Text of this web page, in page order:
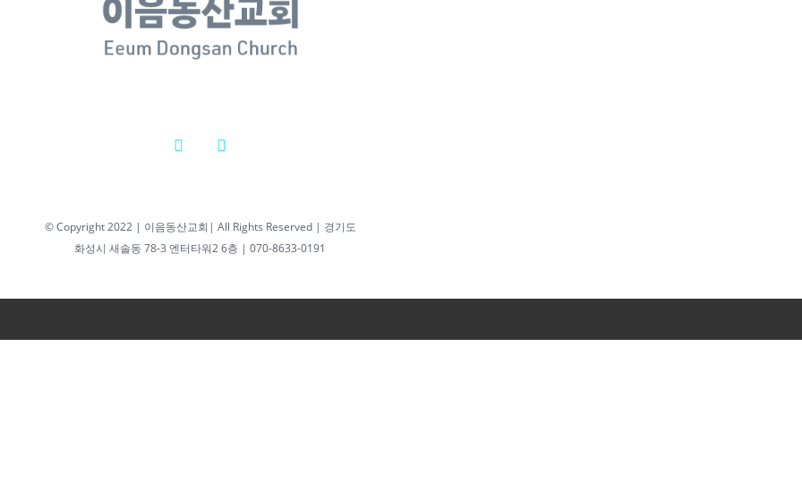
© Copyright 2022 | 이음동산교회| All Rights Reserved | 경기도
화성시 새솔동 78-3 엔터타워2 6층 | 070-8633-0191